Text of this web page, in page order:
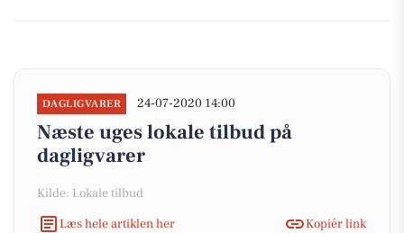
DAGLIGVARER 24-07-2020 14:00
Næste uges lokale tilbud på
dagligvarer
Kilde: Lokale tilbud
Læs hele artiklen her
Kopiér link